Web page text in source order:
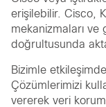
erişilebilir. Cisco,
mekanizmaları
doğrultusunda
Bizimle
Çözümlerimizi
vererek veri